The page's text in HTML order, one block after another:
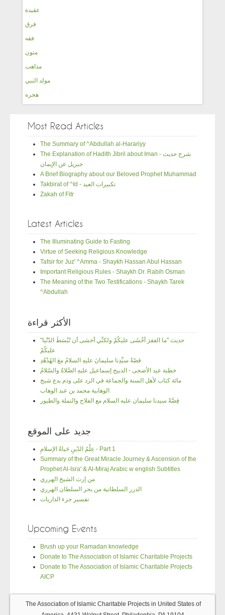
عقيدة
فرق
فقه
متون
مذاهب
مولد النبي
هجره
Most Read Articles
The Summary of ^Abdullah al-Harariyy
The Explanation of Hadith Jibril about Iman - شرح حديث
جبريل عن الإيمان
A Brief Biography about our Beloved Prophet Muhammad
Takbirat of ^Id - تكبيرات العيد
Zakah of Fitr
Latest Articles
The Illuminating Guide to Fasting
Virtue of Seeking Religious Knowledge
Tafsir for Juz' ^Amma - Shaykh Hassan Abul Hassan
Important Religious Rules - Shaykh Dr. Rabih Osman
The Meaning of the Two Testifications - Shaykh Tarek
^Abdullah
الأكثر قراءة
"حديث "ما الفقرَ أخْشَى عليكُمْ ولكنِّي أخشى أن تُبْسَطَ الدّنْيا
عليكُمْ
قصّةُ سيِّدِنا سليمانَ عليهِ السلامُ معَ الهُدْهُدِ
خطبة عيد الأضحى - الذبيح إسماعيل عليهِ الصَّلاةُ والسّلامُ
مائة كتاب لأهل السنة والجماعة في الرد على وذم بدع شيخ
الوهابية محمد بن عبد الوهاب
قِصَّةُ سيدنا سليمان عليه السلام مع الفلاح والنملة والطيور
جديد على الموقع
عِلْمُ الدّينِ حَياةُ الإسلامِ - Part 1
Summary of the Great Miracle Journey & Ascension of the
Prophet Al-Isra' & Al-Miraj Arabic w english Subtitles
من إرث الشيخ الهرري
الدرر السلطانية من بحر السلطان الهرري
تفسير جزء الذاريات
Upcoming Events
Brush up your Ramadan knowledge
Donate to The Association of Islamic Charitable Projects
Donate to The Association of Islamic Charitable Projects
AICP
The Association of Islamic Charitable Projects in United States of